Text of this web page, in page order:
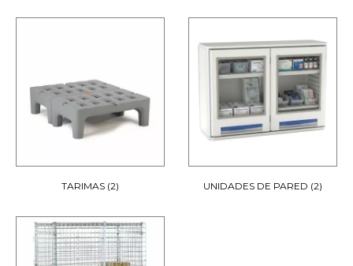
TARIMAS (2) UNIDADES DE PARED (2)